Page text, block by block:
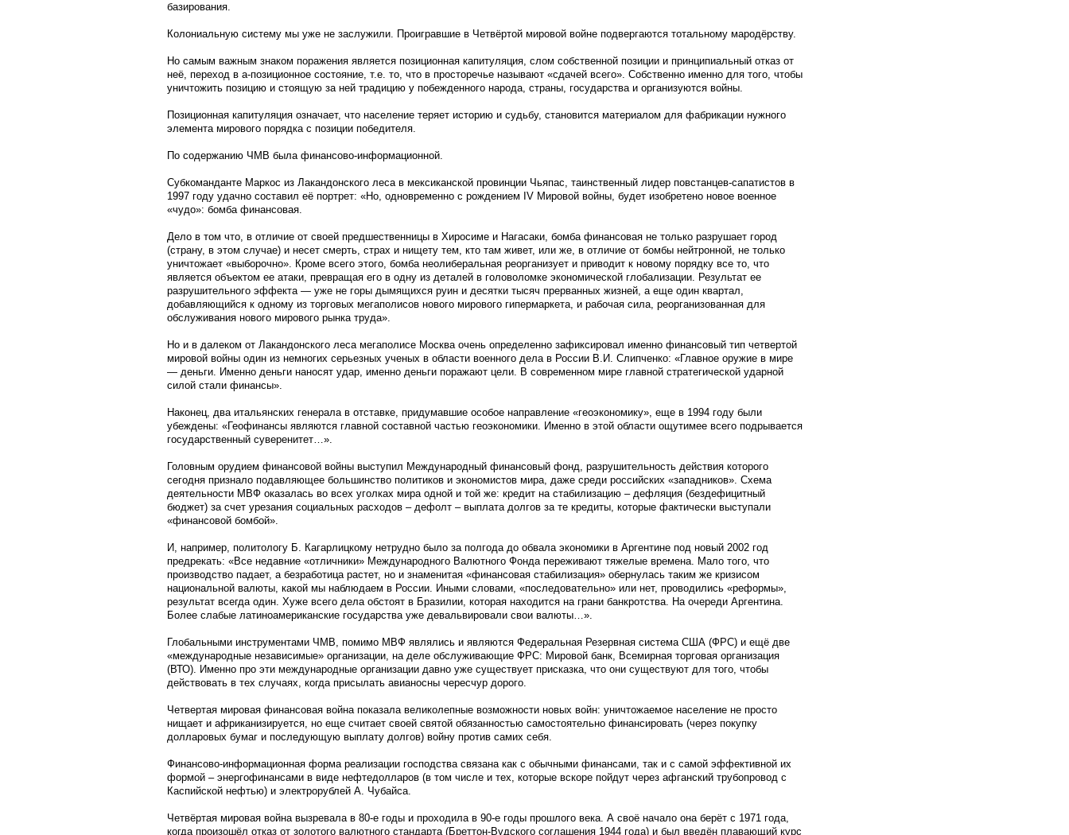
базирования.
Колониальную систему мы уже не заслужили. Проигравшие в Четвёртой мировой войне подвергаются тотальному мародёрству.
Но самым важным знаком поражения является позиционная капитуляция, слом собственной позиции и принципиальный отказ от
неё, переход в а-позиционное состояние, т.е. то, что в просторечье называют «сдачей всего». Собственно именно для того, чтобы
уничтожить позицию и стоящую за ней традицию у побежденного народа, страны, государства и организуются войны.
Позиционная капитуляция означает, что население теряет историю и судьбу, становится материалом для фабрикации нужного
элемента мирового порядка с позиции победителя.
По содержанию ЧМВ была финансово-информационной.
Субкоманданте Маркос из Лакандонского леса в мексиканской провинции Чьяпас, таинственный лидер повстанцев-сапатистов в
1997 году удачно составил её портрет: «Но, одновременно с рождением IV Мировой войны, будет изобретено новое военное
«чудо»: бомба финансовая.
Дело в том что, в отличие от своей предшественницы в Хиросиме и Нагасаки, бомба финансовая не только разрушает город
(страну, в этом случае) и несет смерть, страх и нищету тем, кто там живет, или же, в отличие от бомбы нейтронной, не только
уничтожает «выборочно». Кроме всего этого, бомба неолиберальная реорганизует и приводит к новому порядку все то, что
является объектом ее атаки, превращая его в одну из деталей в головоломке экономической глобализации. Результат ее
разрушительного эффекта — уже не горы дымящихся руин и десятки тысяч прерванных жизней, а еще один квартал,
добавляющийся к одному из торговых мегаполисов нового мирового гипермаркета, и рабочая сила, реорганизованная для
обслуживания нового мирового рынка труда».
Но и в далеком от Лакандонского леса мегаполисе Москва очень определенно зафиксировал именно финансовый тип четвертой
мировой войны один из немногих серьезных ученых в области военного дела в России В.И. Слипченко: «Главное оружие в мире
— деньги. Именно деньги наносят удар, именно деньги поражают цели. В современном мире главной стратегической ударной
силой стали финансы».
Наконец, два итальянских генерала в отставке, придумавшие особое направление «геоэкономику», еще в 1994 году были
убеждены: «Геофинансы являются главной составной частью геоэкономики. Именно в этой области ощутимее всего подрывается
государственный суверенитет…».
Головным орудием финансовой войны выступил Международный финансовый фонд, разрушительность действия которого
сегодня признало подавляющее большинство политиков и экономистов мира, даже среди российских «западников». Схема
деятельности МВФ оказалась во всех уголках мира одной и той же: кредит на стабилизацию – дефляция (бездефицитный
бюджет) за счет урезания социальных расходов – дефолт – выплата долгов за те кредиты, которые фактически выступали
«финансовой бомбой».
И, например, политологу Б. Кагарлицкому нетрудно было за полгода до обвала экономики в Аргентине под новый 2002 год
предрекать: «Все недавние «отличники» Международного Валютного Фонда переживают тяжелые времена. Мало того, что
производство падает, а безработица растет, но и знаменитая «финансовая стабилизация» обернулась таким же кризисом
национальной валюты, какой мы наблюдаем в России. Иными словами, «последовательно» или нет, проводились «реформы»,
результат всегда один. Хуже всего дела обстоят в Бразилии, которая находится на грани банкротства. На очереди Аргентина.
Более слабые латиноамериканские государства уже девальвировали свои валюты…».
Глобальными инструментами ЧМВ, помимо МВФ являлись и являются Федеральная Резервная система США (ФРС) и ещё две
«международные независимые» организации, на деле обслуживающие ФРС: Мировой банк, Всемирная торговая организация
(ВТО). Именно про эти международные организации давно уже существует присказка, что они существуют для того, чтобы
действовать в тех случаях, когда присылать авианосны чересчур дорого.
Четвертая мировая финансовая война показала великолепные возможности новых войн: уничтожаемое население не просто
нищает и африканизируется, но еще считает своей святой обязанностью самостоятельно финансировать (через покупку
долларовых бумаг и последующую выплату долгов) войну против самих себя.
Финансово-информационная форма реализации господства связана как с обычными финансами, так и с самой эффективной их
формой – энергофинансами в виде нефтедолларов (в том числе и тех, которые вскоре пойдут через афганский трубопровод с
Каспийской нефтью) и электрорублей А. Чубайса.
Четвёртая мировая война вызревала в 80-е годы и проходила в 90-е годы прошлого века. А своё начало она берёт с 1971 года,
когда произошёл отказ от золотого валютного стандарта (Бреттон-Вудского соглашения 1944 года) и был введён плавающий курс